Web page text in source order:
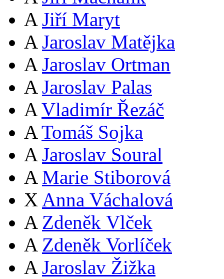
A Jiří Maryt
A Jaroslav Matějka
A Jaroslav Ortman
A Jaroslav Palas
A Vladimír Řezáč
A Tomáš Sojka
A Jaroslav Soural
A Marie Stiborová
X Anna Váchalová
A Zdeněk Vlček
A Zdeněk Vorlíček
A Jaroslav Žižka